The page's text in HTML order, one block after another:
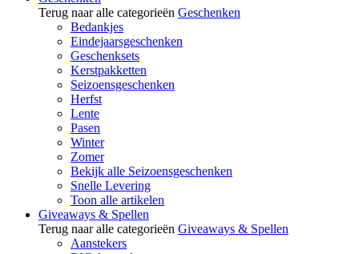
Terug naar alle categorieën Geschenken
Bedankjes
Eindejaarsgeschenken
Geschenksets
Kerstpakketten
Seizoensgeschenken
Herfst
Lente
Pasen
Winter
Zomer
Bekijk alle Seizoensgeschenken
Snelle Levering
Toon alle artikelen
Giveaways & Spellen
Terug naar alle categorieën Giveaways & Spellen
Aanstekers